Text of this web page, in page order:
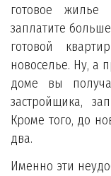
готовое жилье
заплатите
готовой
новоселье. Ну, а
доме вы
застройщика,
Кроме того, до
два.
Именно эти